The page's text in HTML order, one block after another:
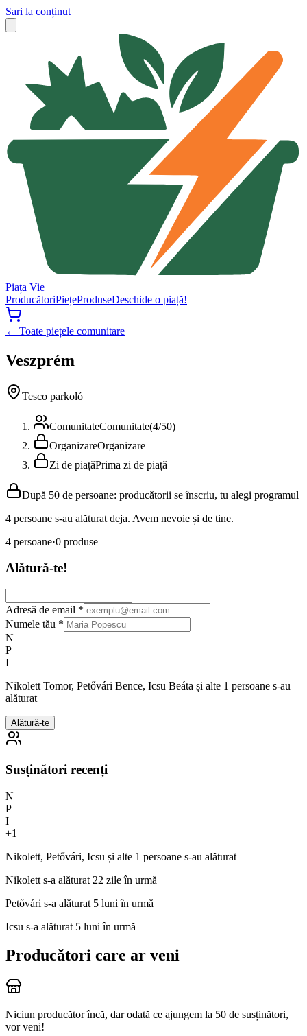
Sari la conținut
Piața Vie
ProducătoriPiețeProduseDeschide o piață!
← Toate piețele comunitare
Veszprém
Tesco parkoló
ComunitateComunitate(4/50)
OrganizareOrganizare
Zi de piațăPrima zi de piață
După 50 de persoane: producătorii se înscriu, tu alegi programul
4 persoane s-au alăturat deja. Avem nevoie și de tine.
4 persoane·0 produse
Alătură-te!
Adresă de email *
Numele tău *
N
P
I
Nikolett Tomor, Petővári Bence, Icsu Beáta și alte 1 persoane s-au
alăturat
Alătură-te
Susținători recenți
N
P
I
+1
Nikolett, Petővári, Icsu și alte 1 persoane s-au alăturat
Nikolett s-a alăturat 22 zile în urmă
Petővári s-a alăturat 5 luni în urmă
Icsu s-a alăturat 5 luni în urmă
Producători care ar veni
Niciun producător încă, dar odată ce ajungem la 50 de susținători,
vor veni!